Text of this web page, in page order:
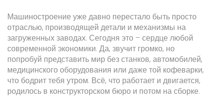
Машиностроение уже давно перестало быть просто
отраслью, производящей детали и механизмы на
загруженных заводах. Сегодня это – сердце любой
современной экономики. Да, звучит громко, но
попробуй представить мир без станков, автомобилей,
медицинского оборудования или даже той кофеварки,
что бодрит тебя утром. Всё, что работает и двигается,
родилось в конструкторском бюро и потом на сборке.